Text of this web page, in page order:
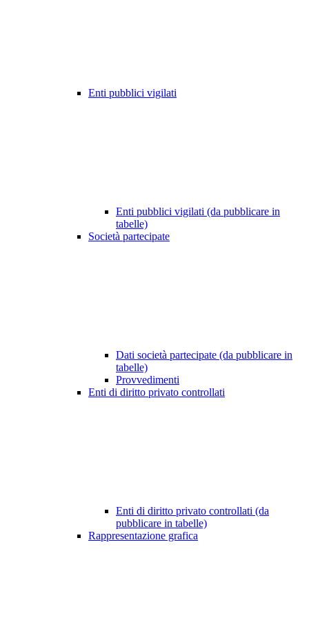
Enti pubblici vigilati
Enti pubblici vigilati (da pubblicare in
tabelle)
Società partecipate
Dati società partecipate (da pubblicare in
tabelle)
Provvedimenti
Enti di diritto privato controllati
Enti di diritto privato controllati (da
pubblicare in tabelle)
Rappresentazione grafica